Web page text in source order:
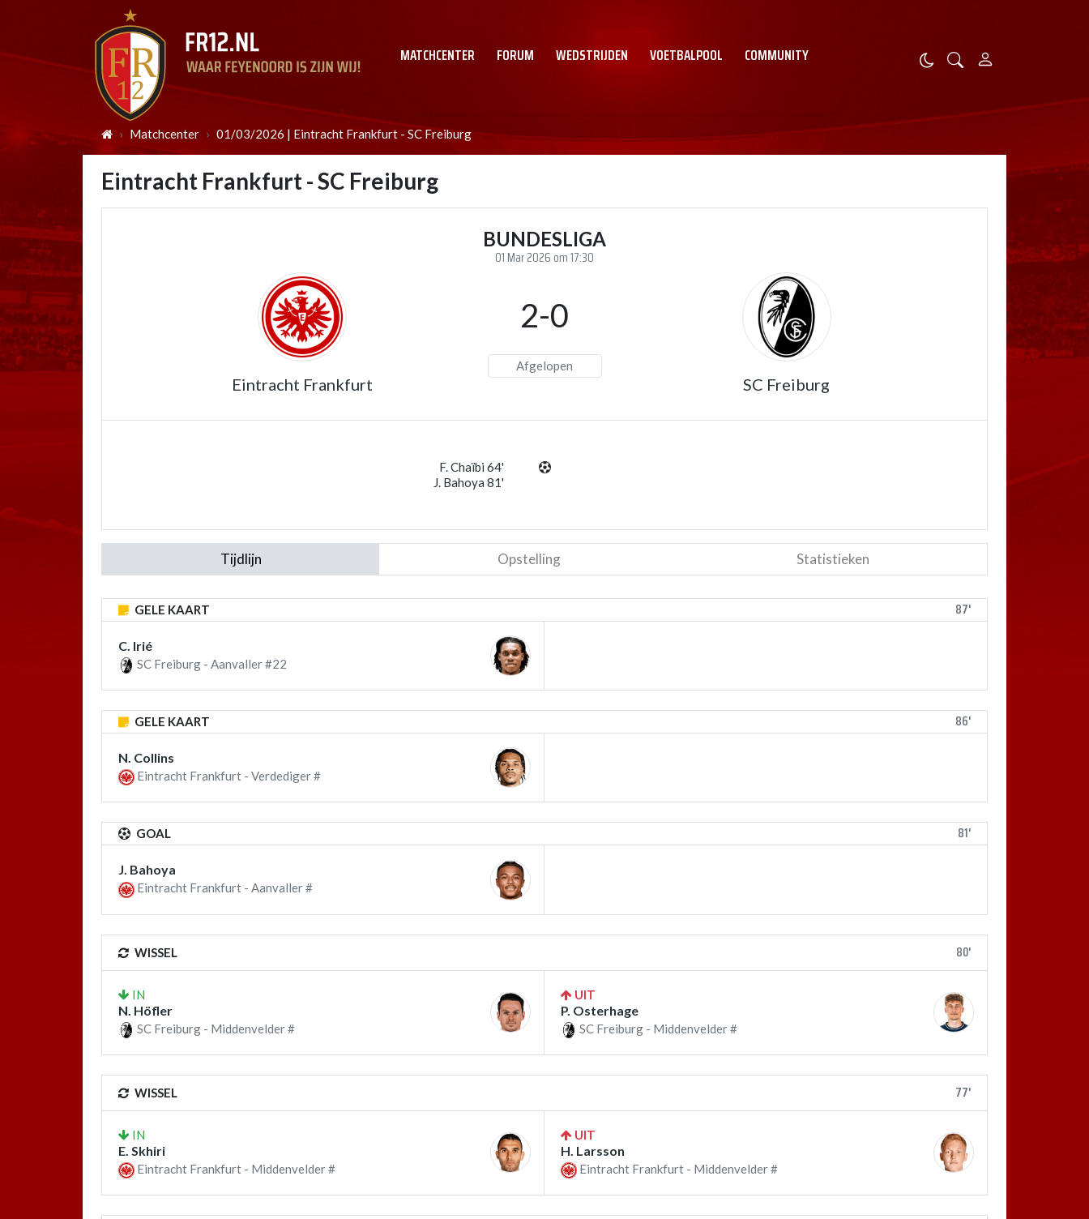
MATCHCENTER FORUM WEDSTRIJDEN VOETBALPOOL COMMUNITY
Matchcenter 01/03/2026 | Eintracht Frankfurt - SC Freiburg
Eintracht Frankfurt - SC Freiburg
BUNDESLIGA
01 Mar 2026 om 17:30
Eintracht Frankfurt
2-0
Afgelopen
SC Freiburg
F. Chaïbi 64'
J. Bahoya 81'
Tijdlijn Opstelling Statistieken
GELE KAART 87'
C. Irié
SC Freiburg - Aanvaller #22
GELE KAART 86'
N. Collins
Eintracht Frankfurt - Verdediger #
GOAL 81'
J. Bahoya
Eintracht Frankfurt - Aanvaller #
WISSEL 80'
IN
N. Höfler
SC Freiburg - Middenvelder #
UIT
P. Osterhage
SC Freiburg - Middenvelder #
WISSEL 77'
IN
E. Skhiri
Eintracht Frankfurt - Middenvelder #
UIT
H. Larsson
Eintracht Frankfurt - Middenvelder #